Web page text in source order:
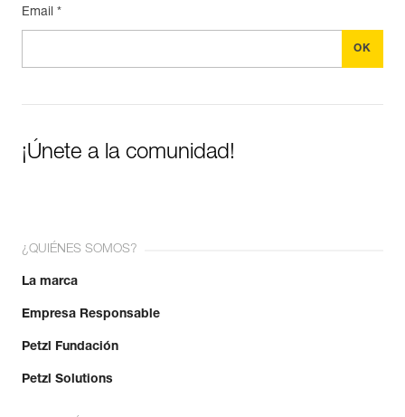
Email *
¡Únete a la comunidad!
¿QUIÉNES SOMOS?
La marca
Empresa Responsable
Petzl Fundación
Petzl Solutions